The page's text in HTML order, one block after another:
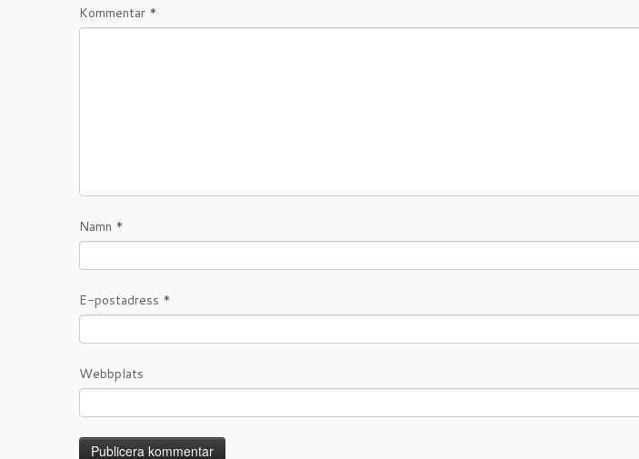
Kommentar *
Namn *
E-postadress *
Webbplats